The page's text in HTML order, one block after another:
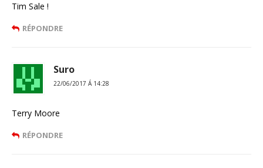
Tim Sale !
RÉPONDRE
Suro
22/06/2017 Á 14:28
Terry Moore
RÉPONDRE